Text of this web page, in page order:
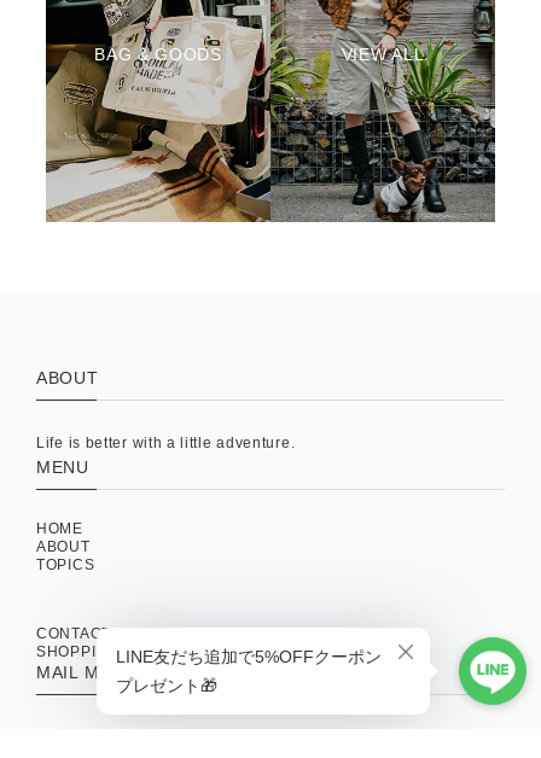
BAG & GOODS VIEW ALL
ABOUT
Life is better with a little adventure.
MENU
HOME
ABOUT
TOPICS
CONTACT
SHOPPING GUIDE
MAIL MAGAZINE